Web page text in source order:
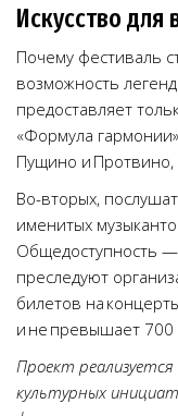
Искусство для
Почему фестиваль
возможность
предоставляет
«Формула
Пущино и Протвино,
Во-вторых,
именитых
Общедоступность —
преследуют
билетов на
и не превышает 700
Проект
культурных